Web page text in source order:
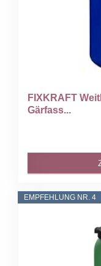
FIXKRAFT
Gärfass...
EMPFEHLUNG NR. 4